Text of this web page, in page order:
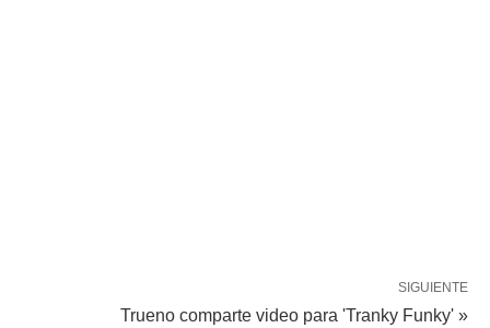
SIGUIENTE
Trueno comparte video para 'Tranky Funky' »